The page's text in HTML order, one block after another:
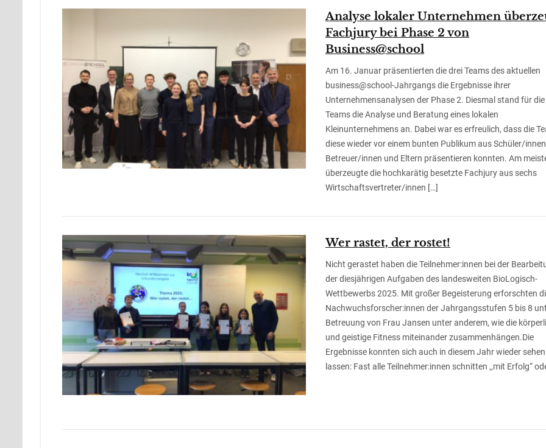
Analyse lokaler Unternehmen
Fachjury bei Phase 2 von
Business@school
Am 16. Januar präsentierten die drei Teams des aktuellen
business@school-Jahrgangs die Ergebnisse ihrer
Unternehmensanalysen der Phase 2. Diesmal stand für die
Teams die Analyse und Beratung eines lokalen
Kleinunternehmens an. Dabei war es erfreulich, dass die
diese wieder vor einem bunten Publikum aus Schüler/
Betreuer/innen und Eltern präsentieren konnten. Am
überzeugte die hochkarätig besetzte Fachjury aus sechs
Wirtschaftsvertreter/innen […]
Wer rastet, der rostet!
Nicht gerastet haben die Teilnehmer:innen bei der
der diesjährigen Aufgaben des landesweiten BioLogisch-
Wettbewerbs 2025. Mit großer Begeisterung erforschten
Nachwuchsforscher:innen der Jahrgangsstufen 5 bis 8
Betreuung von Frau Jansen unter anderem, wie die
und geistige Fitness miteinander zusammenhängen.Die
Ergebnisse konnten sich auch in diesem Jahr wieder sehen
lassen: Fast alle Teilnehmer:innen schnitten ,,mit Erfolg“